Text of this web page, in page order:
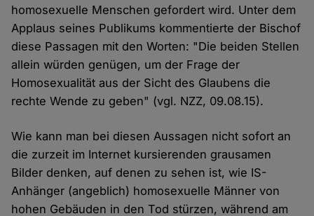
homosexuelle Menschen gefordert wird. Unter dem
Applaus seines Publikums kommentierte der Bischof
diese Passagen mit den Worten: "Die beiden Stellen
allein würden genügen, um der Frage der
Homosexualität aus der Sicht des Glaubens die
rechte Wende zu geben" (vgl. NZZ, 09.08.15).
Wie kann man bei diesen Aussagen nicht sofort an
die zurzeit im Internet kursierenden grausamen
Bilder denken, auf denen zu sehen ist, wie IS-
Anhänger (angeblich) homosexuelle Männer von
hohen Gebäuden in den Tod stürzen, während am